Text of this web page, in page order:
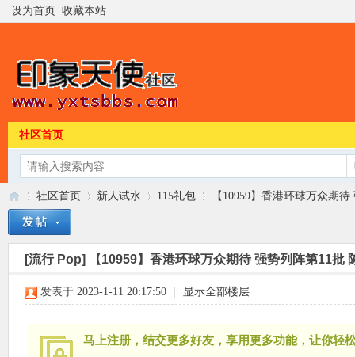
设为首页 收藏本站
社区首页
»
社区首页
›
新人试水
›
115礼包
›
【10959】香港环球万众期
[流行 Pop] 【10959】香港环球万众期待 强势列阵第11
发表于 2023-1-11 20:17:50 显示全部楼层
马上注册，结交更多好友，享用更多功能，让你轻